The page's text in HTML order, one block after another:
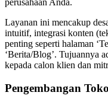
perusahaan Anda.
Layanan ini mencakup
intuitif, integrasi konten
penting seperti halaman
‘Berita/Blog’. Tujuannya
kepada calon klien dan
Pengembangan